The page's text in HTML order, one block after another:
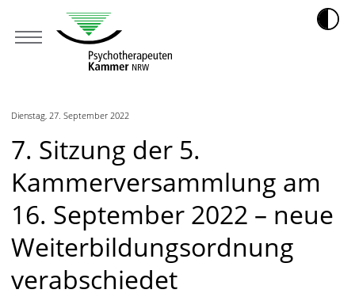
Dienstag, 27. September 2022
7. Sitzung der 5.
Kammerversammlung am
16. September 2022 – neue
Weiterbildungsordnung
verabschiedet